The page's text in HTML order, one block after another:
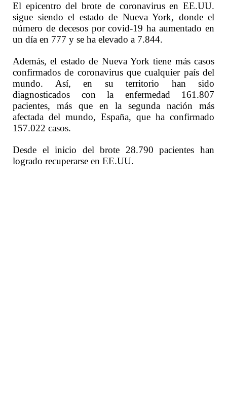
El epicentro del brote de coronavirus en EE.UU.
sigue siendo el estado de Nueva York, donde el
número de decesos por covid-19 ha aumentado en
un día en 777 y se ha elevado a 7.844.
Además, el estado de Nueva York tiene más casos
confirmados de coronavirus que cualquier país del
mundo. Así, en su territorio han sido
diagnosticados con la enfermedad 161.807
pacientes, más que en la segunda nación más
afectada del mundo, España, que ha confirmado
157.022 casos.
Desde el inicio del brote 28.790 pacientes han
logrado recuperarse en EE.UU.